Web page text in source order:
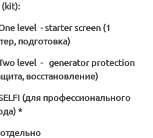
kit):
level -starter screen (1
подготовка)
level - generator protection
, восстановление)
(для профессионального
*